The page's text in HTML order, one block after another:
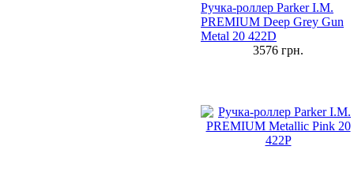
Ручка-роллер Parker I.M.
PREMIUM Deep Grey Gun
Metal 20 422D
3576 грн.